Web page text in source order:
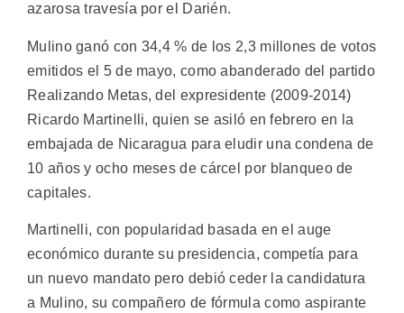
azarosa travesía por el Darién.
Mulino ganó con 34,4 % de los 2,3 millones de votos
emitidos el 5 de mayo, como abanderado del partido
Realizando Metas, del expresidente (2009-2014)
Ricardo Martinelli, quien se asiló en febrero en la
embajada de Nicaragua para eludir una condena de
10 años y ocho meses de cárcel por blanqueo de
capitales.
Martinelli, con popularidad basada en el auge
económico durante su presidencia, competía para
un nuevo mandato pero debió ceder la candidatura
a Mulino, su compañero de fórmula como aspirante